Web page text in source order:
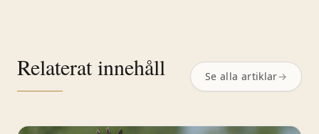
Relaterat innehåll Se alla artiklar→